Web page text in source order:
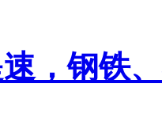
，钢铁